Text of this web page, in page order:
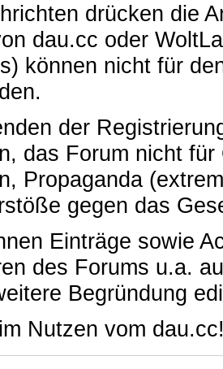
drücken die
dau.cc oder
können nicht für
der
das Forum nicht
Propaganda
gegen das
Einträge sowie
des Forums u.a.
Begründung
Nutzen vom